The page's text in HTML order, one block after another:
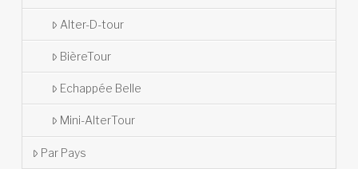
Alter-D-tour
BièreTour
Echappée Belle
Mini-AlterTour
Par Pays